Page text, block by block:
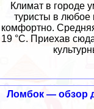
Климат в городе
туристы в любое
комфортно.
19 °C. Приехав
Ломбок — обзор